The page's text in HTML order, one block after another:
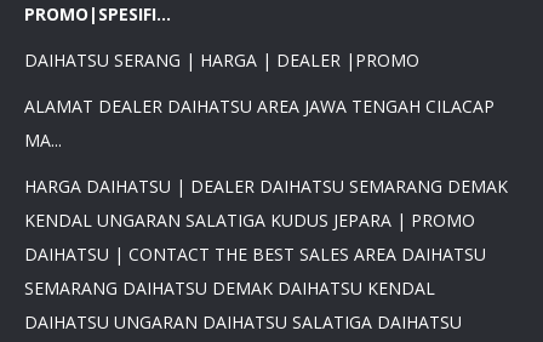
PROMO DAIHATSU 2025 PAJAK
0 %BEST DEAL PROMO MURAH
PROMO TERBATAS STOCK 2025
HARGA SUPER MURAH
Daihatsu Rocky Promo 0% -
PROMO AYLA DP 3 JUTA -
PROMO|SPESIFI...
DAIHATSU SERANG | HARGA | DEALER |PROMO
ALAMAT DEALER DAIHATSU AREA JAWA TENGAH CILACAP
MA...
HARGA DAIHATSU | DEALER DAIHATSU SEMARANG DEMAK
KENDAL UNGARAN SALATIGA KUDUS JEPARA | PROMO
DAIHATSU | CONTACT THE BEST SALES AREA DAIHATSU
SEMARANG DAIHATSU DEMAK DAIHATSU KENDAL
DAIHATSU UNGARAN DAIHATSU SALATIGA DAIHATSU